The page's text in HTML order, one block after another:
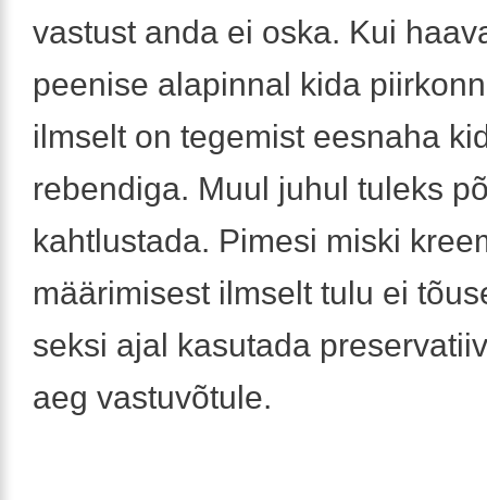
vastust anda ei oska. Kui
peenise alapinnal kida
ilmselt on tegemist eesnaha
rebendiga. Muul juhul tuleks
kahtlustada. Pimesi miski
määrimisest ilmselt tulu ei
seksi ajal kasutada
aeg vastuvõtule.